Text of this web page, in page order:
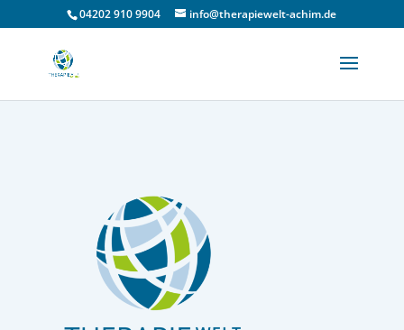
04202 910 9904 info@therapiewelt-achim.de